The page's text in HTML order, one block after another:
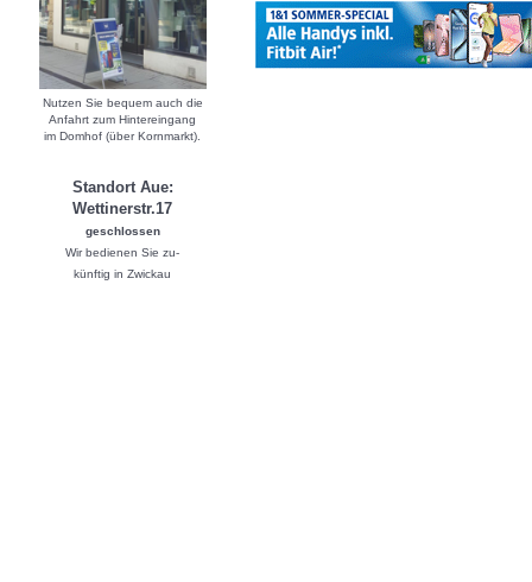
Nutzen Sie bequem auch die
Anfahrt zum Hintereingang
im Domhof (über Kornmarkt).
Standort Aue:
Wettinerstr.17
geschlossen
Wir bedienen Sie zu-
künftig in Zwickau